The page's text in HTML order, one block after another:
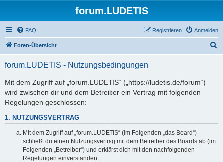
forum.LUDETIS
FAQ Anmelden
Registrieren
Foren-Übersicht
forum.LUDETIS - Nutzungsbedingungen
Mit dem Zugriff auf „forum.LUDETIS“ („https://ludetis.de/forum“)
wird zwischen dir und dem Betreiber ein Vertrag mit folgenden
Regelungen geschlossen:
1. NUTZUNGSVERTRAG
Mit dem Zugriff auf „forum.LUDETIS“ (im Folgenden „das Board“)
schließt du einen Nutzungsvertrag mit dem Betreiber des Boards ab (im
Folgenden „Betreiber“) und erklärst dich mit den nachfolgenden
Regelungen einverstanden.